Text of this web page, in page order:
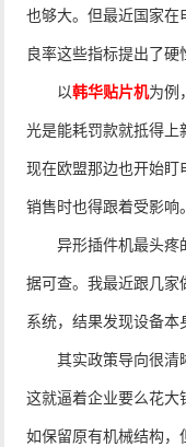
也够大。但最近国家
良率这些指标提出了硬
以韩华贴片机为例
光是能耗罚款就抵得上
现在欧盟那边也开始
销售时也得跟着受影响。
异形插件机最头疼
据可查。我最近跟几
系统，结果发现设备本
其实政策导向很清
这就逼着企业要么花大
如保留原有机械结构，